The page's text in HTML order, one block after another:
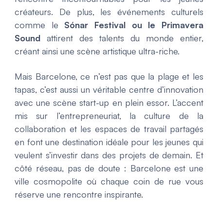
créateurs. De plus, les événements culturels
comme le Sónar Festival ou le Primavera
Sound attirent des talents du monde entier,
créant ainsi une scène artistique ultra-riche.
Mais Barcelone, ce n’est pas que la plage et les
tapas, c’est aussi un véritable centre d’innovation
avec une scène start-up en plein essor. L’accent
mis sur l’entrepreneuriat, la culture de la
collaboration et les espaces de travail partagés
en font une destination idéale pour les jeunes qui
veulent s’investir dans des projets de demain. Et
côté réseau, pas de doute : Barcelone est une
ville cosmopolite où chaque coin de rue vous
réserve une rencontre inspirante.